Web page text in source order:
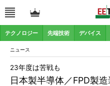
テクノロジー 先端技術 デバイス
ニュース
日本製半導体／FPD製
23年度は苦戦も